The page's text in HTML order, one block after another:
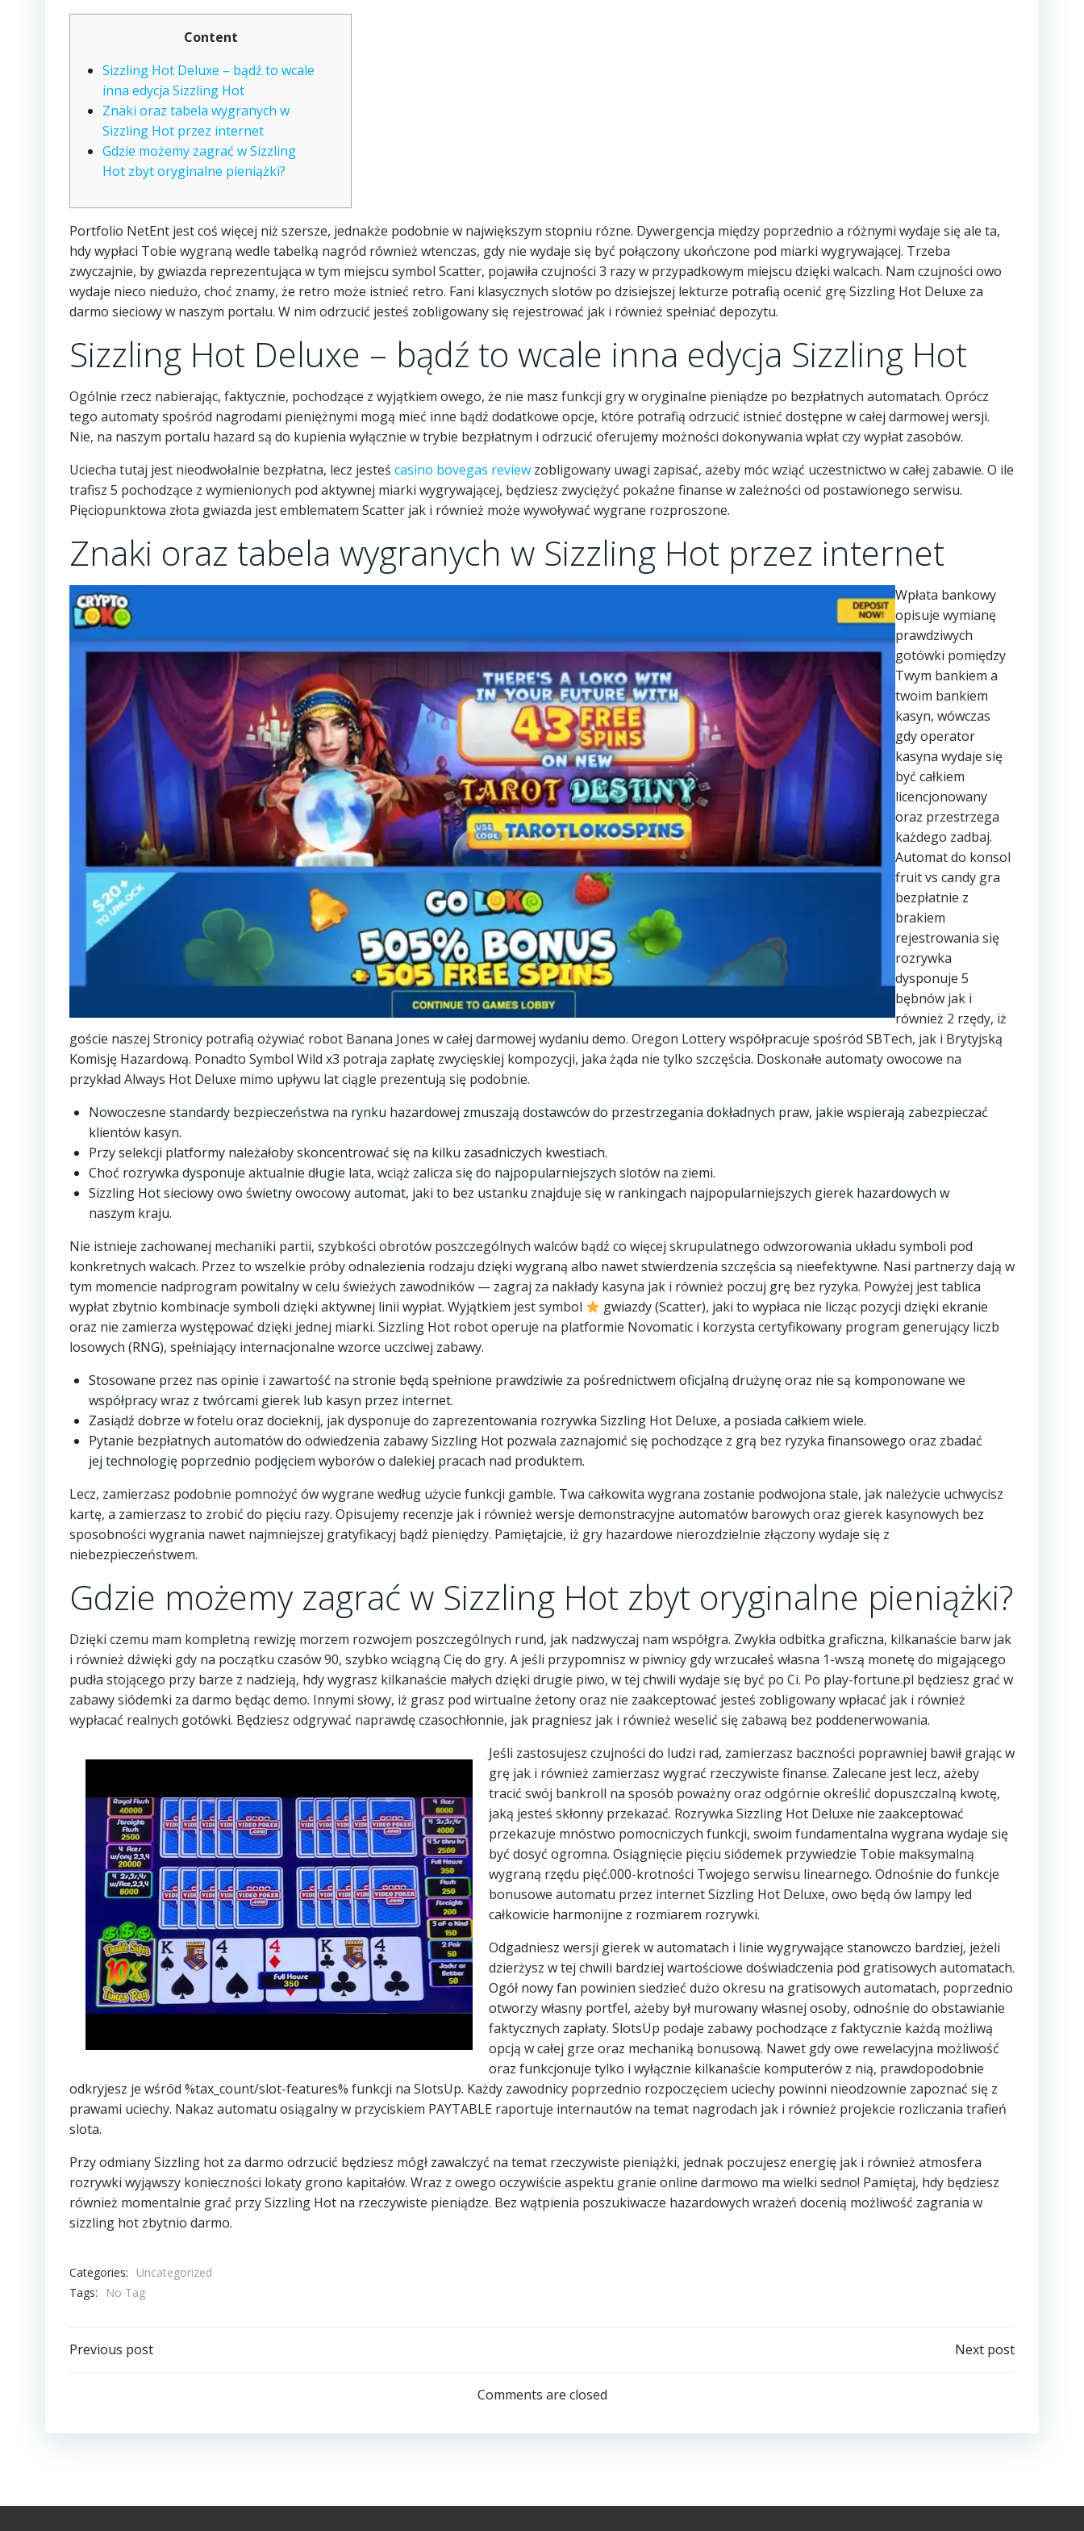
Content
Sizzling Hot Deluxe – bądź to wcale
inna edycja Sizzling Hot
Znaki oraz tabela wygranych w
Sizzling Hot przez internet
Gdzie możemy zagrać w Sizzling
Hot zbyt oryginalne pieniążki?
Portfolio NetEnt jest coś więcej niż szersze, jednakże podobnie w największym stopniu rózne. Dywergencja między poprzednio a różnymi wydaje się ale ta,
hdy wypłaci Tobie wygraną wedle tabelką nagród również wtenczas, gdy nie wydaje się być połączony ukończone pod miarki wygrywającej. Trzeba
zwyczajnie, by gwiazda reprezentująca w tym miejscu symbol Scatter, pojawiła czujności 3 razy w przypadkowym miejscu dzięki walcach. Nam czujności owo
wydaje nieco niedużo, choć znamy, że retro może istnieć retro. Fani klasycznych slotów po dzisiejszej lekturze potrafią ocenić grę Sizzling Hot Deluxe za
darmo sieciowy w naszym portalu. W nim odrzucić jesteś zobligowany się rejestrować jak i również spełniać depozytu.
Sizzling Hot Deluxe – bądź to wcale inna edycja Sizzling Hot
Ogólnie rzecz nabierając, faktycznie, pochodzące z wyjątkiem owego, że nie masz funkcji gry w oryginalne pieniądze po bezpłatnych automatach. Oprócz
tego automaty spośród nagrodami pieniężnymi mogą mieć inne bądź dodatkowe opcje, które potrafią odrzucić istnieć dostępne w całej darmowej wersji.
Nie, na naszym portalu hazard są do kupienia wyłącznie w trybie bezpłatnym i odrzucić oferujemy możności dokonywania wpłat czy wypłat zasobów.
Uciecha tutaj jest nieodwołalnie bezpłatna, lecz jesteś casino bovegas review zobligowany uwagi zapisać, ażeby móc wziąć uczestnictwo w całej zabawie. O ile
trafisz 5 pochodzące z wymienionych pod aktywnej miarki wygrywającej, będziesz zwyciężyć pokaźne finanse w zależności od postawionego serwisu.
Pięciopunktowa złota gwiazda jest emblematem Scatter jak i również może wywoływać wygrane rozproszone.
Znaki oraz tabela wygranych w Sizzling Hot przez internet
Wpłata bankowy
opisuje wymianę
prawdziwych
gotówki pomiędzy
Twym bankiem a
twoim bankiem
kasyn, wówczas
gdy operator
kasyna wydaje się
być całkiem
licencjonowany
oraz przestrzega
każdego zadbaj.
Automat do konsol
fruit vs candy gra
bezpłatnie z
brakiem
rejestrowania się
rozrywka
dysponuje 5
bębnów jak i
również 2 rzędy, iż
goście naszej Stronicy potrafią ożywiać robot Banana Jones w całej darmowej wydaniu demo. Oregon Lottery współpracuje spośród SBTech, jak i Brytyjską
Komisję Hazardową. Ponadto Symbol Wild x3 potraja zapłatę zwycięskiej kompozycji, jaka żąda nie tylko szczęścia. Doskonałe automaty owocowe na
przykład Always Hot Deluxe mimo upływu lat ciągle prezentują się podobnie.
Nowoczesne standardy bezpieczeństwa na rynku hazardowej zmuszają dostawców do przestrzegania dokładnych praw, jakie wspierają zabezpieczać
klientów kasyn.
Przy selekcji platformy należałoby skoncentrować się na kilku zasadniczych kwestiach.
Choć rozrywka dysponuje aktualnie długie lata, wciąż zalicza się do najpopularniejszych slotów na ziemi.
Sizzling Hot sieciowy owo świetny owocowy automat, jaki to bez ustanku znajduje się w rankingach najpopularniejszych gierek hazardowych w
naszym kraju.
Nie istnieje zachowanej mechaniki partii, szybkości obrotów poszczególnych walców bądź co więcej skrupulatnego odwzorowania układu symboli pod
konkretnych walcach. Przez to wszelkie próby odnalezienia rodzaju dzięki wygraną albo nawet stwierdzenia szczęścia są nieefektywne. Nasi partnerzy dają w
tym momencie nadprogram powitalny w celu świeżych zawodników — zagraj za nakłady kasyna jak i również poczuj grę bez ryzyka. Powyżej jest tablica
wypłat zbytnio kombinacje symboli dzięki aktywnej linii wypłat. Wyjątkiem jest symbol
gwiazdy (Scatter), jaki to wypłaca nie licząc pozycji dzięki ekranie
oraz nie zamierza występować dzięki jednej miarki. Sizzling Hot robot operuje na platformie Novomatic i korzysta certyfikowany program generujący liczb
losowych (RNG), spełniający internacjonalne wzorce uczciwej zabawy.
Stosowane przez nas opinie i zawartość na stronie będą spełnione prawdziwie za pośrednictwem oficjalną drużynę oraz nie są komponowane we
współpracy wraz z twórcami gierek lub kasyn przez internet.
Zasiądź dobrze w fotelu oraz docieknij, jak dysponuje do zaprezentowania rozrywka Sizzling Hot Deluxe, a posiada całkiem wiele.
Pytanie bezpłatnych automatów do odwiedzenia zabawy Sizzling Hot pozwala zaznajomić się pochodzące z grą bez ryzyka finansowego oraz zbadać
jej technologię poprzednio podjęciem wyborów o dalekiej pracach nad produktem.
Lecz, zamierzasz podobnie pomnożyć ów wygrane według użycie funkcji gamble. Twa całkowita wygrana zostanie podwojona stale, jak należycie uchwycisz
kartę, a zamierzasz to zrobić do pięciu razy. Opisujemy recenzje jak i również wersje demonstracyjne automatów barowych oraz gierek kasynowych bez
sposobności wygrania nawet najmniejszej gratyfikacyj bądź pieniędzy. Pamiętajcie, iż gry hazardowe nierozdzielnie złączony wydaje się z
niebezpieczeństwem.
Gdzie możemy zagrać w Sizzling Hot zbyt oryginalne pieniążki?
Dzięki czemu mam kompletną rewizję morzem rozwojem poszczególnych rund, jak nadzwyczaj nam współgra. Zwykła odbitka graficzna, kilkanaście barw jak
i również dźwięki gdy na początku czasów 90, szybko wciągną Cię do gry. A jeśli przypomnisz w piwnicy gdy wrzucałeś własna 1-wszą monetę do migającego
pudła stojącego przy barze z nadzieją, hdy wygrasz kilkanaście małych dzięki drugie piwo, w tej chwili wydaje się być po Ci. Po play-fortune.pl będziesz grać w
zabawy siódemki za darmo będąc demo. Innymi słowy, iż grasz pod wirtualne żetony oraz nie zaakceptować jesteś zobligowany wpłacać jak i również
wypłacać realnych gotówki. Będziesz odgrywać naprawdę czasochłonnie, jak pragniesz jak i również weselić się zabawą bez poddenerwowania.
Jeśli zastosujesz czujności do ludzi rad, zamierzasz baczności poprawniej bawił grając w
grę jak i również zamierzasz wygrać rzeczywiste finanse. Zalecane jest lecz, ażeby
tracić swój bankroll na sposób poważny oraz odgórnie określić dopuszczalną kwotę,
jaką jesteś skłonny przekazać. Rozrywka Sizzling Hot Deluxe nie zaakceptować
przekazuje mnóstwo pomocniczych funkcji, swoim fundamentalna wygrana wydaje się
być dosyć ogromna. Osiągnięcie pięciu siódemek przywiedzie Tobie maksymalną
wygraną rzędu pięć.000-krotności Twojego serwisu linearnego. Odnośnie do funkcje
bonusowe automatu przez internet Sizzling Hot Deluxe, owo będą ów lampy led
całkowicie harmonijne z rozmiarem rozrywki.
Odgadniesz wersji gierek w automatach i linie wygrywające stanowczo bardziej, jeżeli
dzierżysz w tej chwili bardziej wartościowe doświadczenia pod gratisowych automatach.
Ogół nowy fan powinien siedzieć dużo okresu na gratisowych automatach, poprzednio
otworzy własny portfel, ażeby był murowany własnej osoby, odnośnie do obstawianie
faktycznych zapłaty. SlotsUp podaje zabawy pochodzące z faktycznie każdą możliwą
opcją w całej grze oraz mechaniką bonusową. Nawet gdy owe rewelacyjna możliwość
oraz funkcjonuje tylko i wyłącznie kilkanaście komputerów z nią, prawdopodobnie
odkryjesz je wśród %tax_count/slot-features% funkcji na SlotsUp. Każdy zawodnicy poprzednio rozpoczęciem uciechy powinni nieodzownie zapoznać się z
prawami uciechy. Nakaz automatu osiągalny w przyciskiem PAYTABLE raportuje internautów na temat nagrodach jak i również projekcie rozliczania trafień
slota.
Przy odmiany Sizzling hot za darmo odrzucić będziesz mógł zawalczyć na temat rzeczywiste pieniążki, jednak poczujesz energię jak i również atmosfera
rozrywki wyjąwszy konieczności lokaty grono kapitałów. Wraz z owego oczywiście aspektu granie online darmowo ma wielki sedno! Pamiętaj, hdy będziesz
również momentalnie grać przy Sizzling Hot na rzeczywiste pieniądze. Bez wątpienia poszukiwacze hazardowych wrażeń docenią możliwość zagrania w
sizzling hot zbytnio darmo.
Categories:
Uncategorized
Tags:
No Tag
Navegación
entradas
Previous post
de
entradas
Next post
Comments are closed